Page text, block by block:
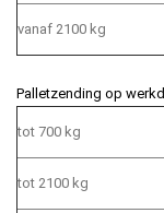
vanaf 2100 kg
Palletzending op
tot 700 kg
tot 2100 kg